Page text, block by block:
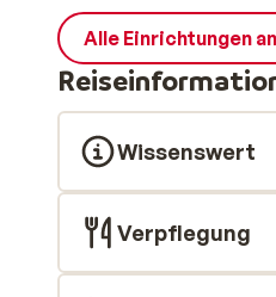
Alle Einrichtungen
Wissenswert
Verpflegung